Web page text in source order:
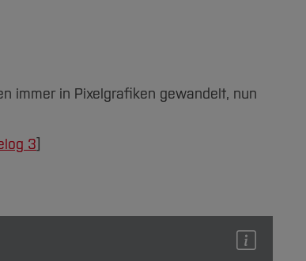
immer in Pixelgrafiken gewandelt, nun
3]